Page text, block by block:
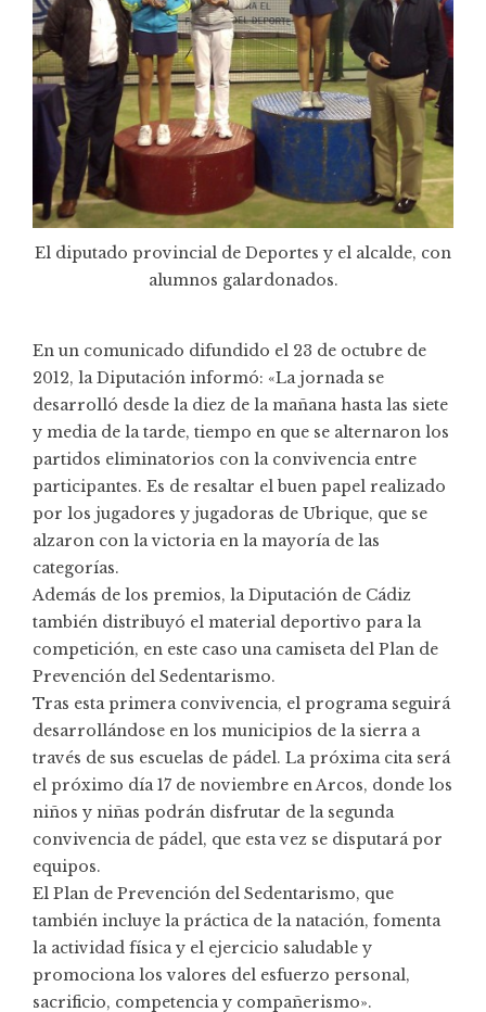
El diputado provincial de Deportes y el alcalde, con
alumnos galardonados.
En un comunicado difundido el 23 de octubre de
2012, la Diputación informó: «La jornada se
desarrolló desde la diez de la mañana hasta las siete
y media de la tarde, tiempo en que se alternaron los
partidos eliminatorios con la convivencia entre
participantes. Es de resaltar el buen papel realizado
por los jugadores y jugadoras de Ubrique, que se
alzaron con la victoria en la mayoría de las
categorías.
Además de los premios, la Diputación de Cádiz
también distribuyó el material deportivo para la
competición, en este caso una camiseta del Plan de
Prevención del Sedentarismo.
Tras esta primera convivencia, el programa seguirá
desarrollándose en los municipios de la sierra a
través de sus escuelas de pádel. La próxima cita será
el próximo día 17 de noviembre en Arcos, donde los
niños y niñas podrán disfrutar de la segunda
convivencia de pádel, que esta vez se disputará por
equipos.
El Plan de Prevención del Sedentarismo, que
también incluye la práctica de la natación, fomenta
la actividad física y el ejercicio saludable y
promociona los valores del esfuerzo personal,
sacrificio, competencia y compañerismo».